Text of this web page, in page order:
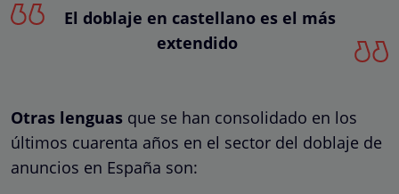
El doblaje en castellano es el más
extendido
Otras lenguas que se han consolidado en los
últimos cuarenta años en el sector del doblaje de
anuncios en España son: